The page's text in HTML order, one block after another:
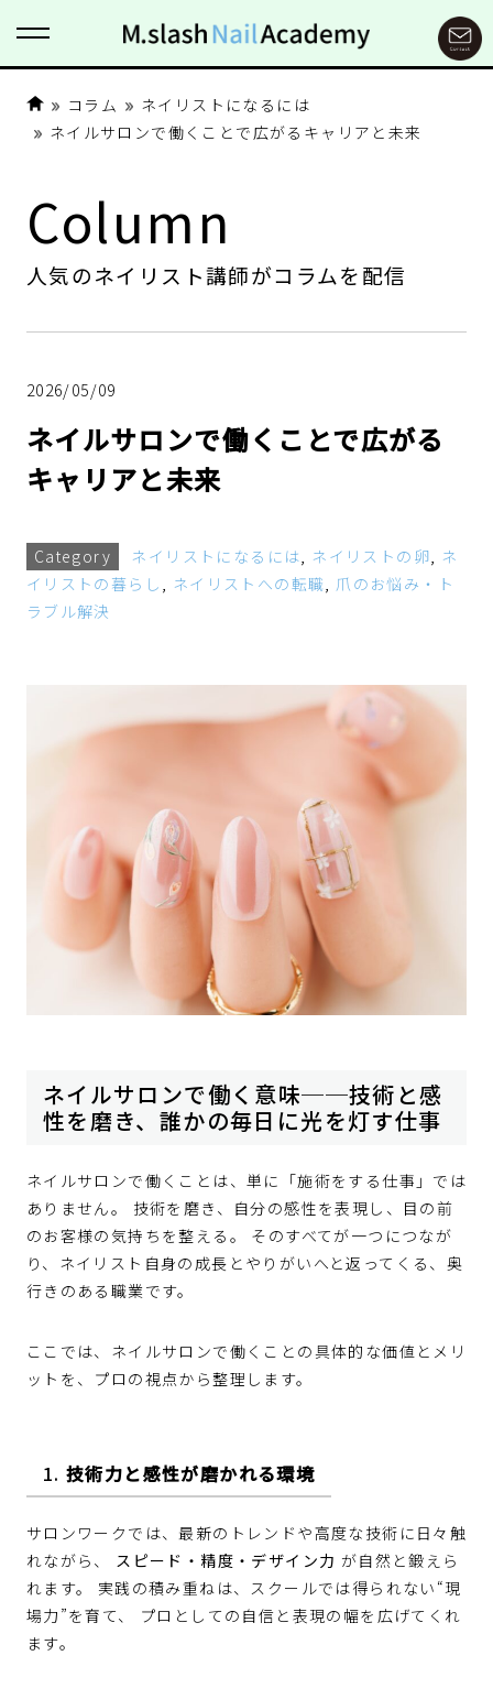
コラム
ネイリストになるには
ネイルサロンで働くことで広がるキャリアと未来
Column
人気のネイリスト講師がコラムを配信
2026/05/09
ネイルサロンで働くことで広がる
キャリアと未来
Category ネイリストになるには, ネイリストの卵, ネ
イリストの暮らし , ネイリストへの転職, 爪のお悩み・ト
ラブル解決
ネイルサロンで働く意味──技術と感
性を磨き、誰かの毎日に光を灯す仕事
ネイルサロンで働くことは、単に「施術をする仕事」では
ありません。 技術を磨き、自分の感性を表現し、目の前
のお客様の気持ちを整える。 そのすべてが一つにつなが
り、ネイリスト自身の成長とやりがいへと返ってくる、奥
行きのある職業です。
ここでは、ネイルサロンで働くことの具体的な価値とメリ
ットを、プロの視点から整理します。
1. 技術力と感性が磨かれる環境
サロンワークでは、最新のトレンドや高度な技術に日々触
れながら、 スピード・精度・デザイン力 が自然と鍛えら
れます。 実践の積み重ねは、スクールでは得られない“現
場力”を育て、 プロとしての自信と表現の幅を広げてくれ
ます。